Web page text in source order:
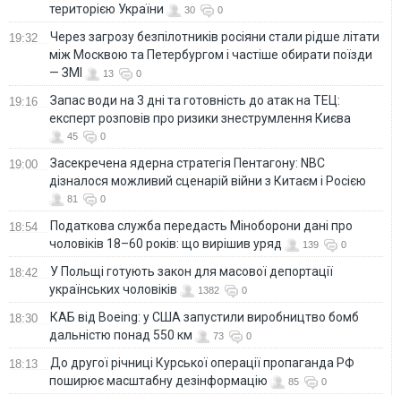
територією України
30 0
19:32
Через загрозу безпілотників росіяни стали рідше літати
між Москвою та Петербургом і частіше обирати поїзди
— ЗМІ
13 0
19:16
Запас води на 3 дні та готовність до атак на ТЕЦ:
експерт розповів про ризики знеструмлення Києва
45 0
19:00
Засекречена ядерна стратегія Пентагону: NBC
дізналося можливий сценарій війни з Китаєм і Росією
81 0
18:54
Податкова служба передасть Міноборони дані про
чоловіків 18–60 років: що вирішив уряд
139 0
18:42
У Польщі готують закон для масової депортації
українських чоловіків
1382 0
18:30
КАБ від Boeing: у США запустили виробництво бомб
дальністю понад 550 км
73 0
18:13
До другої річниці Курської операції пропаганда РФ
поширює масштабну дезінформацію
85 0